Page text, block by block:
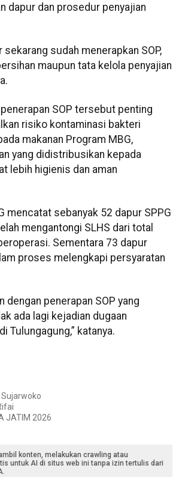
dapur dan prosedur penyajian
sekarang sudah menerapkan SOP,
maupun tata kelola penyajian
SOP tersebut penting
risiko kontaminasi bakteri
makanan Program MBG,
yang didistribusikan kepada
lebih higienis dan aman
mencatat sebanyak 52 dapur SPPG
mengantongi SLHS dari total
Sementara 73 dapur
proses melengkapi persyaratan
dengan penerapan SOP yang
ada lagi kejadian dugaan
Tulungagung,” katanya.
Sujarwoko
JATIM 2026
konten, melakukan crawling atau
untuk AI di situs web ini tanpa izin tertulis dari